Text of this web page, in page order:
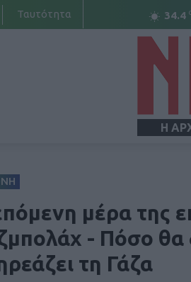
34.4 C
Ταυτότητα
Η
μέρα της
- Πόσο θα
τη Γάζα